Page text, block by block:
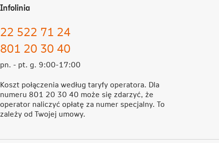
Infolinia
22 522 71 24
801 20 30 40
pn. - pt. g. 9:00-17:00
Koszt połączenia według taryfy operatora. Dla
numeru 801 20 30 40 może się zdarzyć, że
operator naliczyć opłatę za numer specjalny. To
zależy od Twojej umowy.